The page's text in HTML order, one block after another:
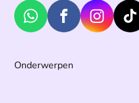
Onderwerpen